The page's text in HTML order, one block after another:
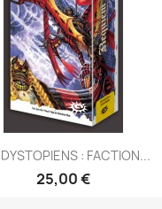
Aperçu rapide
: FACTION...
25,00 €